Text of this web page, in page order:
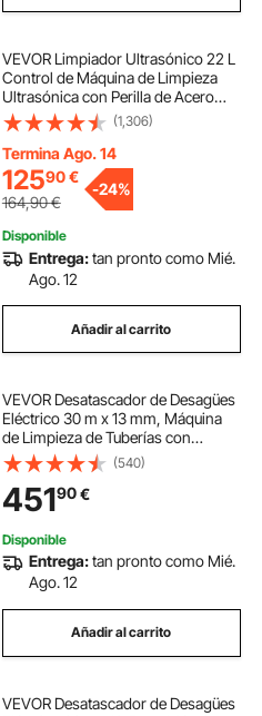
VEVOR Limpiador Ultrasónico 22 L
Control de Máquina de Limpieza
Ultrasónica con Perilla de Acero
Inoxidable 304, con Temporizador
Calentador para Joyas, Relojes,
Gafas, Instrumentos Dentales
(1,306)
Termina Ago. 14
12590€
164,90€
-24%
Disponible
Entrega:tan pronto como Mié.
Ago. 12
Añadir al carrito
VEVOR Desatascador de Desagües
Eléctrico 30 m x 13 mm, Máquina
de Limpieza de Tuberías con
Alimentación Automática, Tambor
de Plástico, Limpiador de Tubos de
Drenaje para Tuberías de 5 - 10 cm
(540)
45190€
Disponible
Entrega:tan pronto como Mié.
Ago. 12
Añadir al carrito
VEVOR Desatascador de Desagües